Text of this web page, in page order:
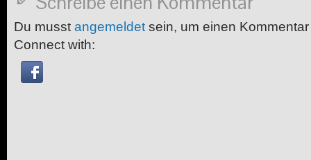
Du musst angemeldet sein, um einen
Connect with: